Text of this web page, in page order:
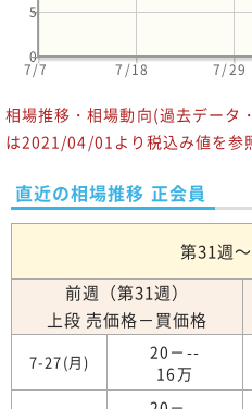
7/7 7/18 7/29
0
5
相場推移・相場動向(過去データ
は2021/04/01より税込み値を参
直近の相場推移 正会員
第31週
前週（第31週）
上段 売価格－買価格
7-27(月)
20－--
16万